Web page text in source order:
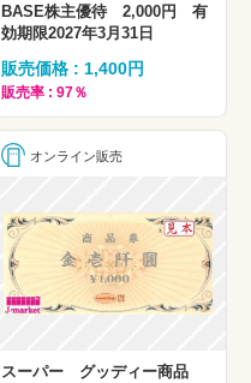
BASE株主優待 2,000円 有
効期限2027年3月31日
販売価格 : 1,400円
販売率 : 97％
オンライン販売
スーパー グッディー商品